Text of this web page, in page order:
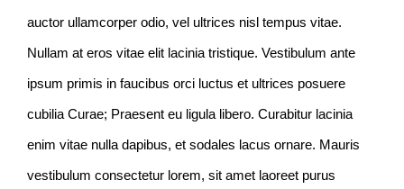
auctor ullamcorper odio, vel ultrices nisl tempus vitae.
Nullam at eros vitae elit lacinia tristique. Vestibulum ante
ipsum primis in faucibus orci luctus et ultrices posuere
cubilia Curae; Praesent eu ligula libero. Curabitur lacinia
enim vitae nulla dapibus, et sodales lacus ornare. Mauris
vestibulum consectetur lorem, sit amet laoreet purus